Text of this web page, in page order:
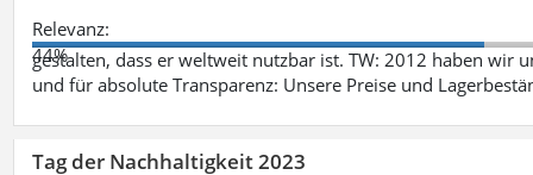
Relevanz:
44%
gestalten, dass er weltweit nutzbar ist. TW: 2012 haben wir
und für absolute Transparenz: Unsere Preise und
Tag der Nachhaltigkeit 2023